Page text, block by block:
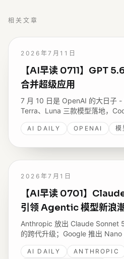
相关文章
2026年7月11日
【AI早读 0711】GPT
合并超级应用
7 月 10 日是 OpenAI 的大日子 -
Terra、Luna 三款模型落地，
并为统一工作台，还有
GRAM 访问控制研究，以及
AI DAILY OPENAI 模
2026年7月1日
【AI早读 0701】
引领 Agentic 模型新浪潮
Anthropic 放出 Claude Sonnet
的跨代升级；Google 推出
Omni Flash；微软发布 SkillOpt
容器注册表、Dockerfile 支持和
AI DAILY
ANTHROPIC